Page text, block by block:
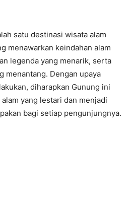
satu destinasi wisata alam
menawarkan keindahan alam
legenda yang menarik, serta
menantang. Dengan upaya
diharapkan Gunung ini
yang lestari dan menjadi
bagi setiap pengunjungnya.